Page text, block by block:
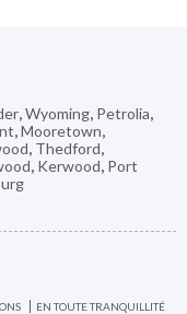
,Wyoming, Petrolia,
,Mooretown,
, Thedford,
, Kerwood, Port
EN TOUTE TRANQUILLITÉ